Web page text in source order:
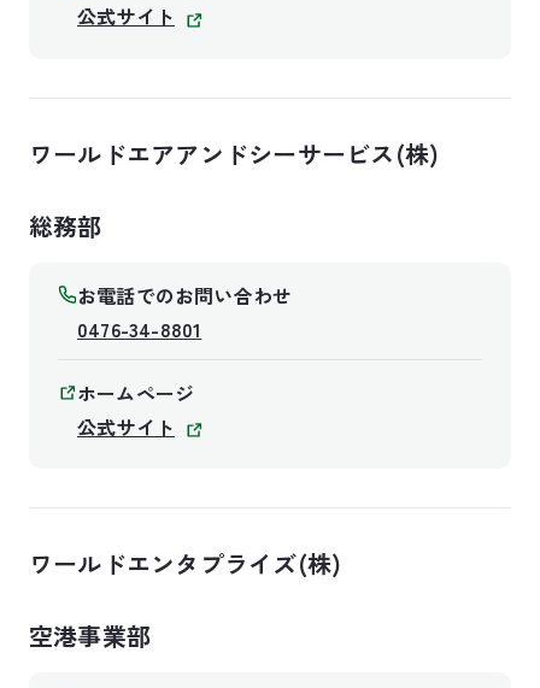
公式サイト
ワールドエアアンドシーサービス(株)
総務部
お電話でのお問い合わせ
0476-34-8801
ホームページ
公式サイト
ワールドエンタプライズ(株)
空港事業部